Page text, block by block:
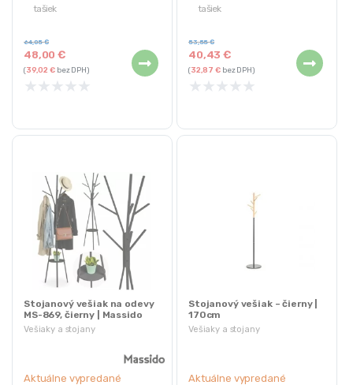
tašiek
kanceláriu
48,00€
64,05€
(39,02€bez DPH)
★ ★ ★ ★ ★
tašiek
40,43€
53,55€
(32,87€bez DPH)
★ ★ ★ ★ ★
Vešiaky a stojany
Stojanový vešiak na odevy
MS-869, čierny | Massido
Aktuálne vypredané
Vešiaky a stojany
Stojanový vešiak – čierny |
170cm
Aktuálne vypredané